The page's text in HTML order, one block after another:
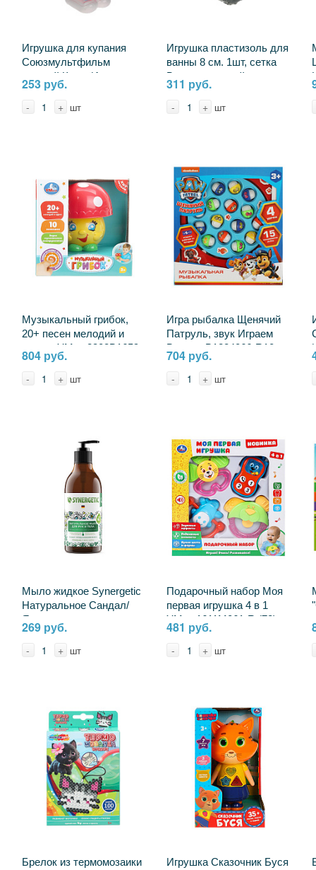
Игрушка для купания
Союзмультфильм
попугай Кеша Играем
Вместе 13R
253 руб.
- + шт
Игрушка пластизоль для
ванны 8 см. 1шт, сетка
Вспыш красный
КАПИТОШКА LX-
ST1701-R
311 руб.
- + шт
Музыкальный грибок,
20+ песен мелодий и
звуков УМка 2308B1659-
R
804 руб.
- + шт
Игра рыбалка Щенячий
Патруль, звук Играем
Вместе B1284066-R10
704 руб.
- + шт
Мыло жидкое Synergetic
Натуральное Сандал/
Ягоды можжевельника
380мл 1451031 105003
269 руб.
- + шт
Подарочный набор Моя
первая игрушка 4 в 1
УМка 1611M061-R (72)
481 руб.
- + шт
Брелок из термомозаики
Игрушка Сказочник Буся